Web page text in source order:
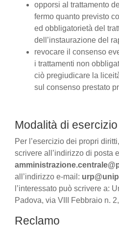
opporsi al trattamento
fermo quanto previsto
ed obbligatorietà del
dell’instaurazione del
revocare il consenso
i trattamenti non
ciò pregiudicare la
sul consenso prestato
Modalità di
Per l’esercizio dei propri
scrivere all’indirizzo di posta
all’indirizzo e-mail:
l’interessato può scrivere a:
Padova, via VIII Febbraio n.
Reclamo